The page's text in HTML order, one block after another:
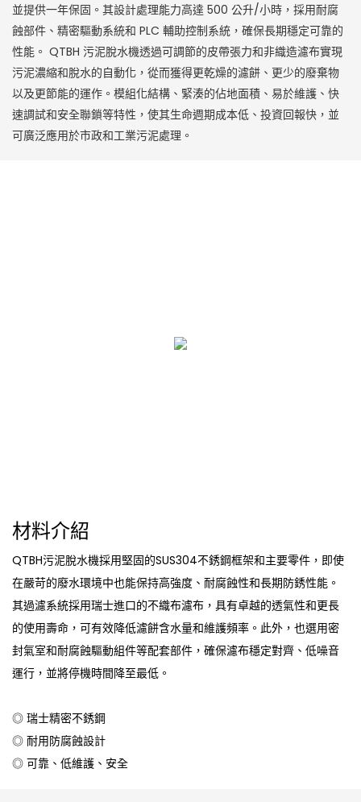
並提供一年保固。其設計處理能力高達 500 公升/小時，採用耐腐
蝕部件、精密驅動系統和 PLC 輔助控制系統，確保長期穩定可靠的
性能。 QTBH 污泥脫水機透過可調節的皮帶張力和非織造濾布實現
污泥濃縮和脫水的自動化，從而獲得更乾燥的濾餅、更少的廢棄物
以及更節能的運作。模組化結構、緊湊的佔地面積、易於維護、快
速調試和安全聯鎖等特性，使其生命週期成本低、投資回報快，並
可廣泛應用於市政和工業污泥處理。
材料介紹
QTBH污泥脫水機採用堅固的SUS304不銹鋼框架和主要零件，即使
在嚴苛的廢水環境中也能保持高強度、耐腐蝕性和長期防銹性能。
其過濾系統採用瑞士進口的不織布濾布，具有卓越的透氣性和更長
的使用壽命，可有效降低濾餅含水量和維護頻率。此外，也選用密
封氣室和耐腐蝕驅動組件等配套部件，確保濾布穩定對齊、低噪音
運行，並將停機時間降至最低。
◎ 瑞士精密不銹鋼
◎ 耐用防腐蝕設計
◎ 可靠、低維護、安全